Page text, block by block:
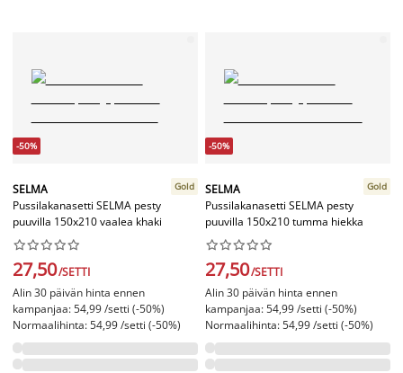
-50%
SELMA
Pussilakanasetti SELMA pesty
puuvilla 150x210 vaalea khaki
Gold






27,50/SETTI
Alin 30 päivän hinta ennen
kampanjaa: 54,99 /setti (-50%)
Normaalihinta: 54,99 /setti (-50%)
-50%
SELMA
Pussilakanasetti SELMA pesty
puuvilla 150x210 tumma hiekka
Gold






27,50/SETTI
Alin 30 päivän hinta ennen
kampanjaa: 54,99 /setti (-50%)
Normaalihinta: 54,99 /setti (-50%)